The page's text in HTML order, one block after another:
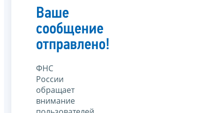
Ваше
сообщение
отправлено!
ФНС
России
обращает
внимание